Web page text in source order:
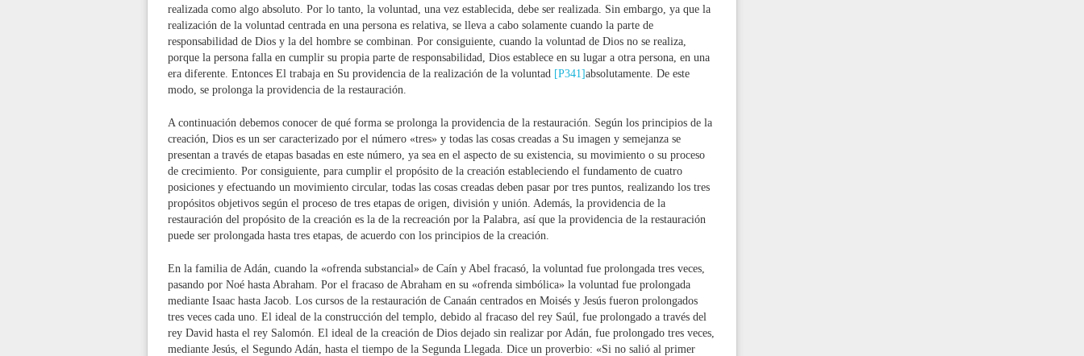
realizada como algo absoluto. Por lo tanto, la voluntad, una vez establecida, debe ser realizada. Sin embargo, ya que la
realización de la voluntad centrada en una persona es relativa, se lleva a cabo solamente cuando la parte de
responsabilidad de Dios y la del hombre se combinan. Por consiguiente, cuando la voluntad de Dios no se realiza,
porque la persona falla en cumplir su propia parte de responsabilidad, Dios establece en su lugar a otra persona, en una
era diferente. Entonces El trabaja en Su providencia de la realización de la voluntad [P341]absolutamente. De este
modo, se prolonga la providencia de la restauración.
A continuación debemos conocer de qué forma se prolonga la providencia de la restauración. Según los principios de la
creación, Dios es un ser caracterizado por el número «tres» y todas las cosas creadas a Su imagen y semejanza se
presentan a través de etapas basadas en este número, ya sea en el aspecto de su existencia, su movimiento o su proceso
de crecimiento. Por consiguiente, para cumplir el propósito de la creación estableciendo el fundamento de cuatro
posiciones y efectuando un movimiento circular, todas las cosas creadas deben pasar por tres puntos, realizando los tres
propósitos objetivos según el proceso de tres etapas de origen, división y unión. Además, la providencia de la
restauración del propósito de la creación es la de la recreación por la Palabra, así que la providencia de la restauración
puede ser prolongada hasta tres etapas, de acuerdo con los principios de la creación.
En la familia de Adán, cuando la «ofrenda substancial» de Caín y Abel fracasó, la voluntad fue prolongada tres veces,
pasando por Noé hasta Abraham. Por el fracaso de Abraham en su «ofrenda simbólica» la voluntad fue prolongada
mediante Isaac hasta Jacob. Los cursos de la restauración de Canaán centrados en Moisés y Jesús fueron prolongados
tres veces cada uno. El ideal de la construcción del templo, debido al fracaso del rey Saúl, fue prolongado a través del
rey David hasta el rey Salomón. El ideal de la creación de Dios dejado sin realizar por Adán, fue prolongado tres veces,
mediante Jesús, el Segundo Adán, hasta el tiempo de la Segunda Llegada. Dice un proverbio: «Si no salió al primer